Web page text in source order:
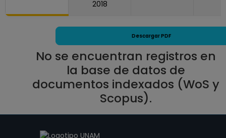
No Definitivo
Escuela Nacional
de Trabajo Social
Desde 16-06-2021
hasta 15-08-2021
PROFESOR
ASIGNATURA A TP
2018
Descargar PDF
No se encuentran registros en
la base de datos de
documentos indexados (WoS y
Scopus).